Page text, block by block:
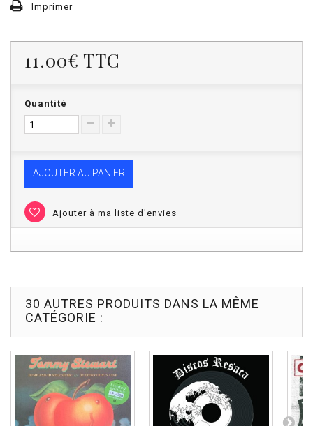
Imprimer
11.00€ TTC
Quantité
AJOUTER AU PANIER
Ajouter à ma liste d'envies
30 AUTRES PRODUITS DANS LA MÊME
CATÉGORIE :